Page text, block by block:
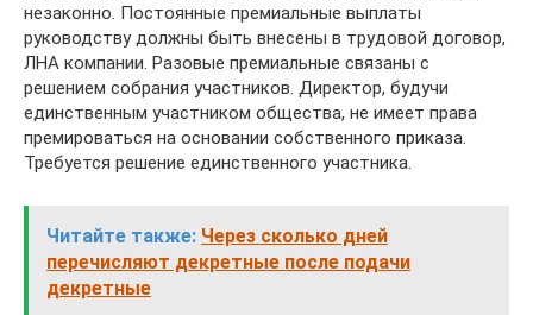
незаконно. Постоянные премиальные выплаты
руководству должны быть внесены в трудовой договор,
ЛНА компании. Разовые премиальные связаны с
решением собрания участников. Директор, будучи
единственным участником общества, не имеет права
премироваться на основании собственного приказа.
Требуется решение единственного участника.
Читайте также: Через сколько дней
перечисляют декретные после подачи
декретные